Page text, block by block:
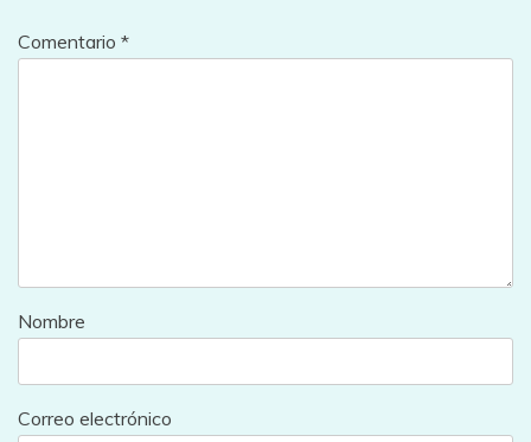
Comentario *
Nombre
Correo electrónico